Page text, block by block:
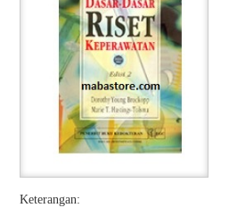
Keterangan: